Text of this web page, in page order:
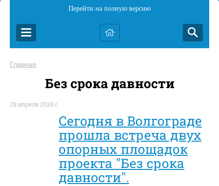
Перейти на полную версию
Главная
Без срока давности
29 апреля 2026 г.
Сегодня в Волгограде
прошла встреча двух
опорных площадок
проекта "Без срока
давности".